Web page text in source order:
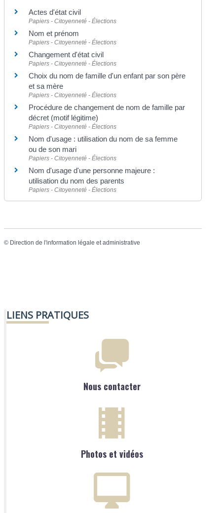
Actes d'état civil
Papiers - Citoyenneté - Élections
Nom et prénom
Papiers - Citoyenneté - Élections
Changement d'état civil
Papiers - Citoyenneté - Élections
Choix du nom de famille d'un enfant par son père
et sa mère
Papiers - Citoyenneté - Élections
Procédure de changement de nom de famille par
décret (motif légitime)
Papiers - Citoyenneté - Élections
Nom d'usage : utilisation du nom de sa femme
ou de son mari
Papiers - Citoyenneté - Élections
Nom d'usage d'une personne majeure :
utilisation du nom des parents
Papiers - Citoyenneté - Élections
© Direction de l'information légale et administrative
LIENS PRATIQUES
Nous contacter
Photos et vidéos